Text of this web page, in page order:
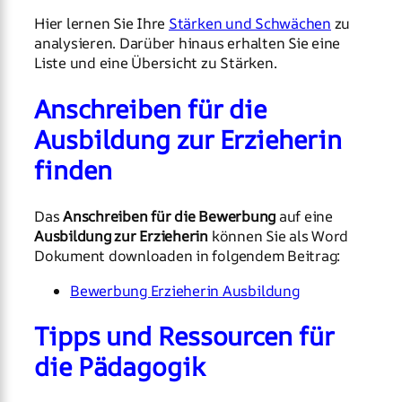
Hier lernen Sie Ihre Stärken und Schwächen zu
analysieren. Darüber hinaus erhalten Sie eine
Liste und eine Übersicht zu Stärken.
Anschreiben für die
Ausbildung zur Erzieherin
finden
DasAnschreiben für die Bewerbungauf eine
Ausbildung zur Erzieherin können Sie als Word
Dokument downloaden in folgendem Beitrag:
Bewerbung Erzieherin Ausbildung
Tipps und Ressourcen für
die Pädagogik